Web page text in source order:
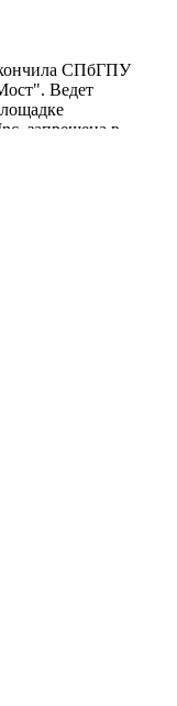
СПбГПУ
Ведет
запрещена в